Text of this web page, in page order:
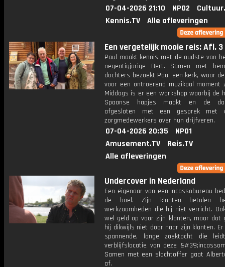
07-04-2026 21:10 NPO2
Kennis.TV
Alle afleveringen
Een vergetelijk mooie reis: Afl. 3
Paul maakt kennis met de oudste van
negentigjarige Bert. Samen met
dochters bezoekt Paul een kerk, waar
voor een ontroerend muzikaal moment
Middags is er een workshop waarbij de
Spaanse hapjes maakt en de
afgesloten met een gesprek met
zorgmedewerkers over hun drijfveren.
07-04-2026 20:35
NPO1
Amusement.TV
Reis.TV
Alle afleveringen
Undercover in Nederland
Een eigenaar van een incassobureau
de boel. Zijn klanten betalen
werkzaamheden die hij niet verricht.
wel geld op voor zijn klanten, maar dat
hij dikwijls niet door naar zijn klanten.
spannende, lange zoektocht die
verblijfslocatie van deze
Samen met een slachtoffer gaat
af.